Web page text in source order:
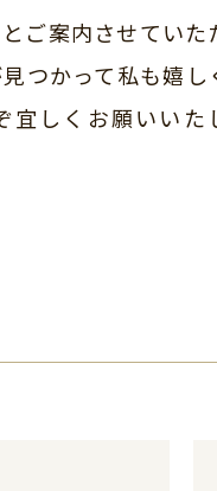
ご案内させていた
つかって私も嬉し
宜しくお願いいた